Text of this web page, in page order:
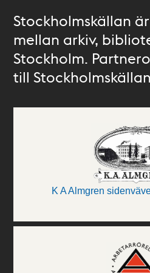
Stockholmskällan
mellan arkiv,
Stockholm.
till
K A Almgren